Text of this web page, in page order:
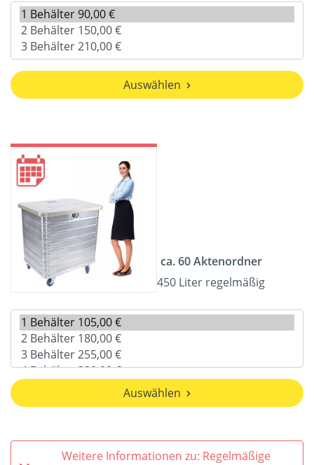
Auswählen
ca. 60 Aktenordner
450 Liter regelmäßig
Auswählen
Weitere Informationen zu: Regelmäßige